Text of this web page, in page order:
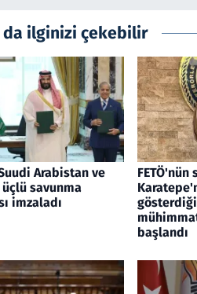
da ilginizi çekebilir
Arabistan ve
savunma
imzaladı
başlandı